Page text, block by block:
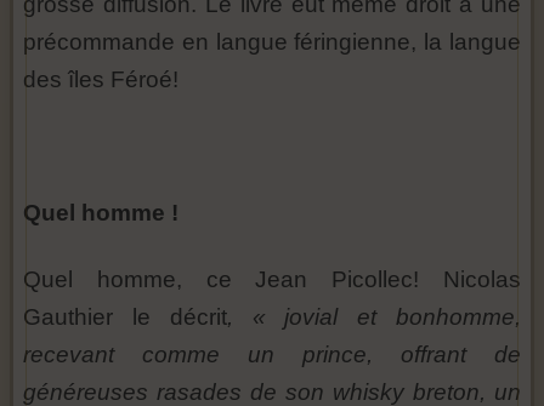
précommande en langue féringienne, la langue
des îles Féroé!
Quel homme !
Quel homme, ce Jean Picollec! Nicolas
Gauthier le décrit, « jovial et bonhomme,
recevant comme un prince, offrant de
généreuses rasades de son whisky breton, un